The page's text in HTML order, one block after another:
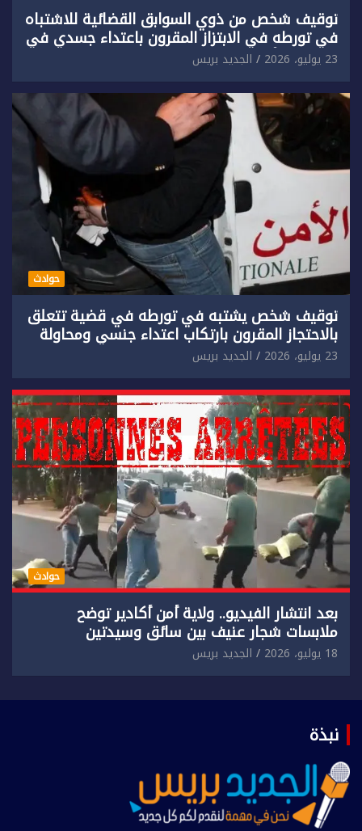
توقيف شخص من ذوي السوابق القضائية للاشتباه
في تورطه في الابتزاز المقرون باعتداء جسدي في
حق سائح أجنبي.
23 يوليو، 2026 الجديد بريس
حوادث
توقيف شخص يشتبه في تورطه في قضية تتعلق
بالاحتجاز المقرون بارتكاب اعتداء جنسي ومحاولة
إضرام النار عمدا.
23 يوليو، 2026 الجديد بريس
حوادث
بعد انتشار الفيديو.. ولاية أمن أكادير توضح
ملابسات شجار عنيف بين سائق وسيدتين
18 يوليو، 2026 الجديد بريس
نبذة